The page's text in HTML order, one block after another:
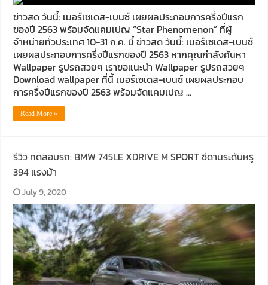
ข่าวสด วันนี้: เมอร์เซเดส-เบนซ์ เผยผลประกอบการครึ่งปีแรก
ของปี 2563 พร้อมจัดแคมเปญ “Star Phenomenon” ที่ผู้
จำหน่ายทั่วประเทศ 10-31 ก.ค. นี้ ข่าวสด วันนี้: เมอร์เซเดส-เบนซ์
เผยผลประกอบการครึ่งปีแรกของปี 2563 หากคุณกำลังค้นหา
Wallpaper รูปรถสวยๆ เราขอแนะนำ Wallpaper รูปรถสวยๆ
Download wallpaper ที่นี้ เมอร์เซเดส-เบนซ์ เผยผลประกอบ
การครึ่งปีแรกของปี 2563 พร้อมจัดแคมเปญ …
Read More »
รีวิว ทดสอบรถ: BMW 745LE XDRIVE M SPORT ซีดานระดับหรู
394 แรงม้า
July 9, 2020